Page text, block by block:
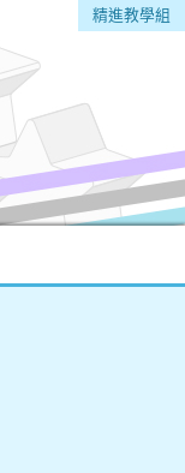
精進教學組